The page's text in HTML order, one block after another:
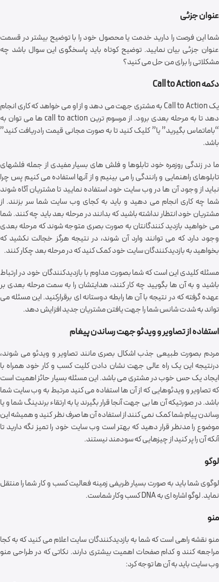
عنوان جزئی
شما این فرصت را دارید خدمت یا محصول خود را با توضیح بیشتر در قسمت
عنوان جزئی بیان نمایید. توضیح کوتاه باید پاسخگوی این سوال باشد چه
مشکلاتی را برای من حل می کنید؟
دکمه Call to Action
یک Call to Action به مشتری جهت می دهد و از او می خواهد که کاری انجام
دهد تا به مرحله بعدی برود. از مرسوم ترین call to action ها می توان به
“باماتماس بگیرید” یا” کلیک کنید تا به صورت مجانی قیمت رادریافت کنید”
باشد.
ما در زندگی روزمره خود تابلوها و فلش های بسیار مفیدی از جمله فلشهای
تابلوهای راهنمایی و رانندگی را می بینیم و از آنها استفاده می کنیم پس چرا
نباید از وجود آن ها در وب سایت خود استفاده نمایید تا مشتریان آگاه شوند
شما چه کاری انجام می دهید و باید به کجای وب سایت شما سر بزنند. از
مشتریان خود انتظار نداشته باشید که بدانند در مرحله بعد باید چه کنند. شما
می خواهید بازدید کنندگانتان به صورت بصری متوجه شوند که مرحله بعدی
وجود دارد که می توانند وارد آن شوند، در نتیجه هرگز خجالت نکشید که
بخواهید به بازدیدکنندگان سایت خود کمک کنید که در مرحله بعد چکار کنند.
مسئله کلیدی این است که شما بصورت مداوم با بازدیدکنندگان خود در ارتباط
باشید و به آن ها بگویید چه کار کنند، هدایتشان را به سمت مرحله بعدی بر
عهده گرفته که در نتیجه با آن ها رابطه دوستانه ای برقرارکنید. این مسئله می
تواند به شدت شانس شما را جهت یافتن مشتریان جدید افزایش دهد.
استفاده از تصاویر و ویدئو جهت رساندن پیغام
مردم بصورت طبیعی جذب اشکال بصری مانند تصاویر و ویدئو می شوند،
درنتیجه این یک راه عالی جهت نشان دادن کلیت کسب و کار خود همراه با
ایجاد یک حس خوب در مشتری می باشد. این مسئله بسیار حائز اهمیت است
که تصاویر و ویدئوهایی که از آن ها استفاده می کنید مرتبط به وب سایت شما
باشد. در صورتیکه آن ها بی جهت آنجا قرار بگیرند یا به ارتقاء برندینگ شما و یا
رساندن پیام شما کمک نمی کنند از استفاده آن ها صرف نظر کنید و همیشه این
موضوع را مدنظر قرار دهید که بهتر است وب سایت خود را تمیز نگه دارید تا
آنکه آن را پر کنید از چیزهایی که سودمند نیستند.
لوگو
لوگوی شما باید به صورت بسیار ظریفی زمینه فعالیت کسب و کار شما را منتقل
نماید. لوگو اشاره ای به DNA کسب وکار شماست.
منو
منو نقشه راهی است که شما به بازدیدکنندگان سایت اعلام می کنید که به کجا
مراجعه کنند و کدام صفحات اهمیت بیشتری دارند. نکاتی که در طراحی منو
وب سایت باید به آن ها توجه کرد: